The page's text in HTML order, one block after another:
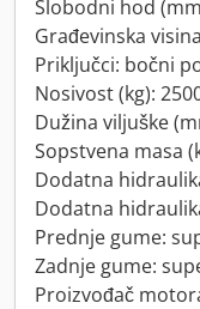
Slobodni hod
Građevinska
Priključci: bočni
Nosivost (kg):
Dužina viljuške
Sopstvena masa
Dodatna
Dodatna
Prednje gume:
Zadnje gume:
Proizvođač